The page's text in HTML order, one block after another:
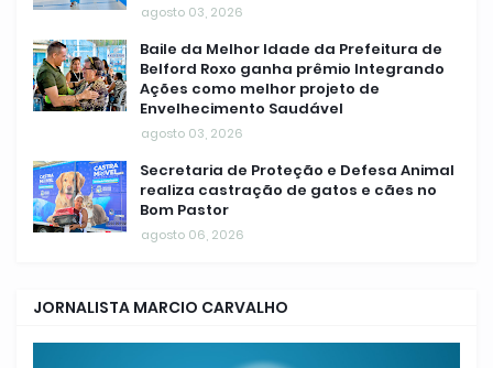
agosto 03, 2026
Baile da Melhor Idade da Prefeitura de
Belford Roxo ganha prêmio Integrando
Ações como melhor projeto de
Envelhecimento Saudável
agosto 03, 2026
Secretaria de Proteção e Defesa Animal
realiza castração de gatos e cães no
Bom Pastor
agosto 06, 2026
JORNALISTA MARCIO CARVALHO